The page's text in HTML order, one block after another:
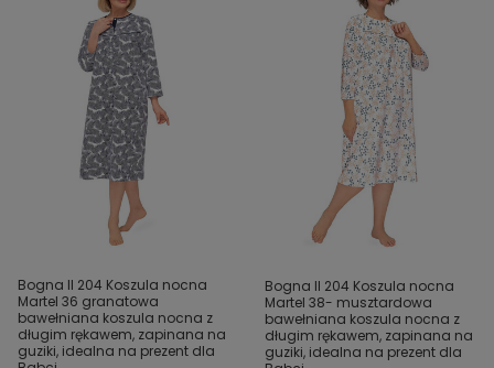
Bogna II 204 Koszula nocna
Martel 36 granatowa
bawełniana koszula nocna z
długim rękawem, zapinana na
guziki, idealna na prezent dla
Bogna II 204 Koszula nocna
Martel 38- musztardowa
bawełniana koszula nocna z
długim rękawem, zapinana na
guziki, idealna na prezent dla